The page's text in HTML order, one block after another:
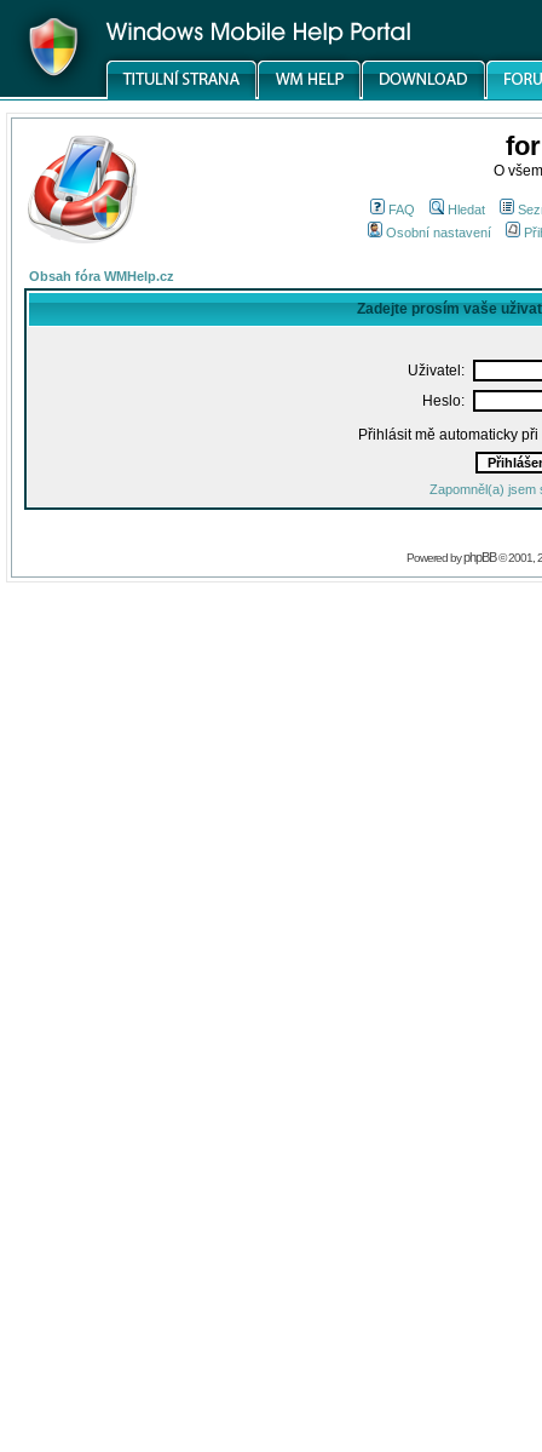
O
FAQ Hledat
Osobní nastavení
Obsah fóra WMHelp.cz
Zadejte prosím vaše
Uživatel:
Heslo:
Přihlásit mě automaticky
Zapomněl(a) jsem
Powered byphpBB© 2001,